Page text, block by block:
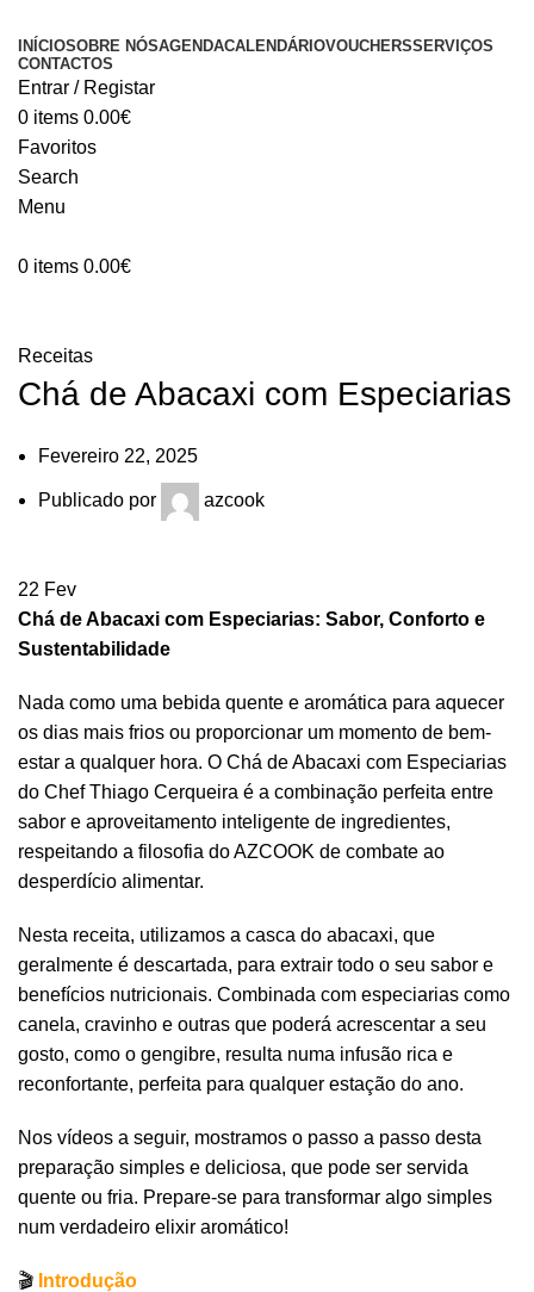
INÍCIOSOBRE NÓSAGENDACALENDÁRIOVOUCHERSSERVIÇOS
CONTACTOS
Entrar / Registar
0 items 0.00€
Favoritos
Search
Menu
0 items 0.00€
Receitas
Chá de Abacaxi com Especiarias
Fevereiro 22, 2025
Publicado por azcook
22 Fev
Chá de Abacaxi com Especiarias: Sabor, Conforto e
Sustentabilidade
Nada como uma bebida quente e aromática para aquecer
os dias mais frios ou proporcionar um momento de bem-
estar a qualquer hora. O Chá de Abacaxi com Especiarias
do Chef Thiago Cerqueira é a combinação perfeita entre
sabor e aproveitamento inteligente de ingredientes,
respeitando a filosofia do AZCOOK de combate ao
desperdício alimentar.
Nesta receita, utilizamos a casca do abacaxi, que
geralmente é descartada, para extrair todo o seu sabor e
benefícios nutricionais. Combinada com especiarias como
canela, cravinho e outras que poderá acrescentar a seu
gosto, como o gengibre, resulta numa infusão rica e
reconfortante, perfeita para qualquer estação do ano.
Nos vídeos a seguir, mostramos o passo a passo desta
preparação simples e deliciosa, que pode ser servida
quente ou fria. Prepare-se para transformar algo simples
num verdadeiro elixir aromático!
🎬 Introdução